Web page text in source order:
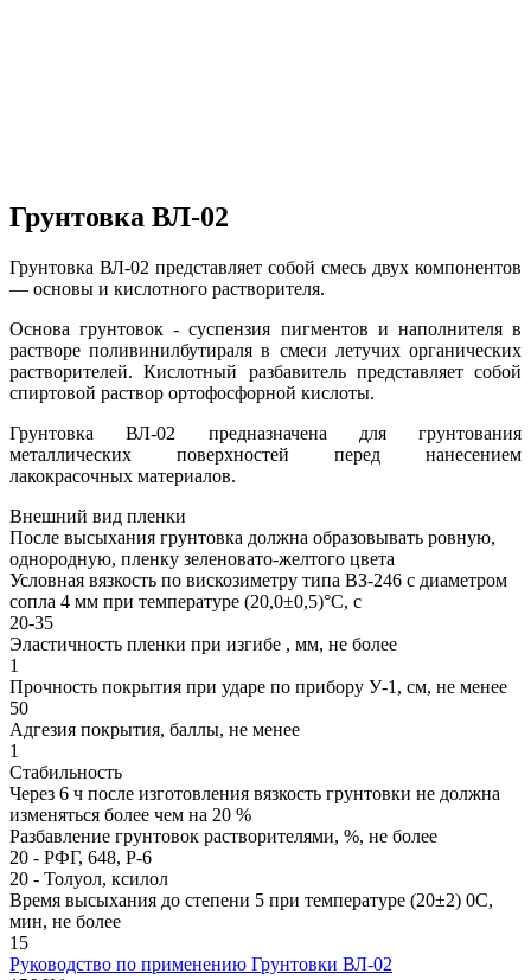
Грунтовка ВЛ-02
Грунтовка ВЛ-02 представляет собой смесь двух компонентов
— основы и кислотного растворителя.
Основа грунтовок - суспензия пигментов и наполнителя в
растворе поливинилбутираля в смеси летучих органических
растворителей. Кислотный разбавитель представляет собой
спиртовой раствор ортофосфорной кислоты.
Грунтовка ВЛ-02 предназначена для грунтования
металлических поверхностей перед нанесением
лакокрасочных материалов.
Внешний вид пленки
После высыхания грунтовка должна образовывать ровную,
однородную, пленку зеленовато-желтого цвета
Условная вязкость по вискозиметру типа ВЗ-246 с диаметром
сопла 4 мм при температуре (20,0±0,5)°С, с
20-35
Эластичность пленки при изгибе , мм, не более
1
Прочность покрытия при ударе по прибору У-1, см, не менее
50
Адгезия покрытия, баллы, не менее
1
Стабильность
Через 6 ч после изготовления вязкость грунтовки не должна
изменяться более чем на 20 %
Разбавление грунтовок растворителями, %, не более
20 - PФГ, 648, Р-6
20 - Толуол, ксилол
Время высыхания до степени 5 при температуре (20±2) 0С,
мин, не более
15
Руководство по применению Грунтовки ВЛ-02